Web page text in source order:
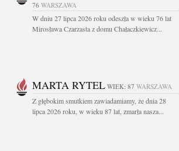
76 WARSZAWA
W dniu 27 lipca 2026 roku odeszła w wieku 76 lat
Mirosława Czarzasta z domu Chałaczkiewicz...
MARTA RYTEL WIEK: 87 WARSZAWA
Z głębokim smutkiem zawiadamiamy, że dnia 28
lipca 2026 roku, w wieku 87 lat, zmarła nasza...